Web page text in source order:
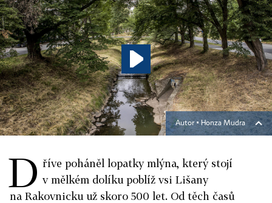
Autor ▪ Honza Mudra
D říve poháněl lopatky mlýna, který stojí
v mělkém dolíku poblíž vsi Lišany
na Rakovnicku už skoro 500 let. Od těch časů